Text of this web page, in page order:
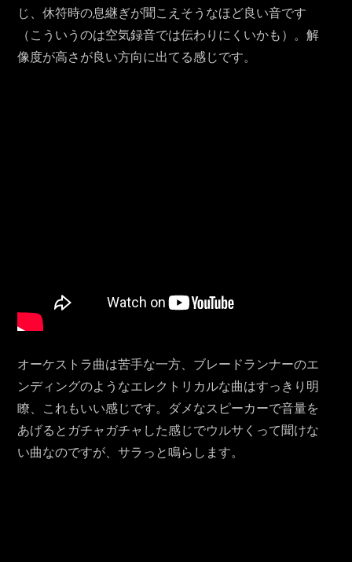
じ、休符時の息継ぎが聞こえそうなほど良い音です
（こういうのは空気録音では伝わりにくいかも）。解
像度が高さが良い方向に出てる感じです。
オーケストラ曲は苦手な一方、ブレードランナーのエ
ンディングのようなエレクトリカルな曲はすっきり明
瞭、これもいい感じです。ダメなスピーカーで音量を
あげるとガチャガチャした感じでウルサくって聞けな
い曲なのですが、サラっと鳴らします。